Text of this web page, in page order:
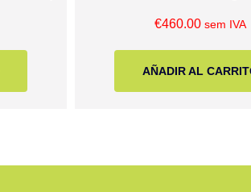
€460.00 sem IVA
AÑADIR AL